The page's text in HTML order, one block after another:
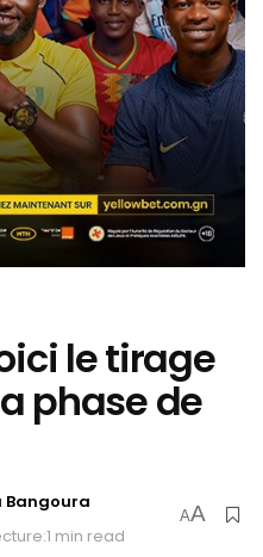
le tirage
phase de
Bangoura
min read
AA